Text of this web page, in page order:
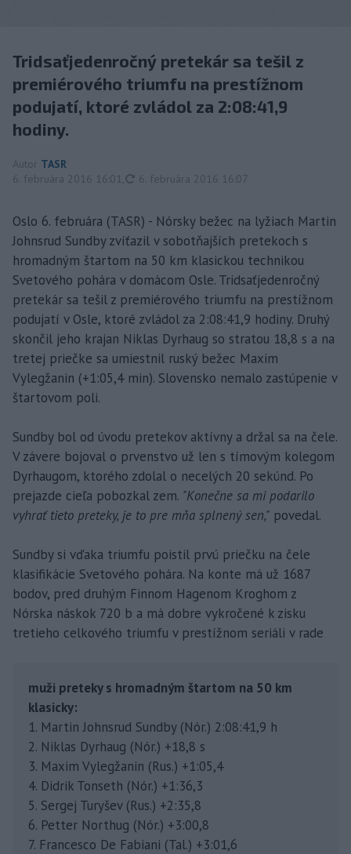
Tridsaťjedenročný pretekár sa tešil z
premiérového triumfu na prestížnom
podujatí, ktoré zvládol za 2:08:41,9
hodiny.
Autor TASR
6. februára 2016 16:01
aktualizované
6. februára 2016 16:07
Oslo 6. februára (TASR) - Nórsky bežec na lyžiach Martin
Johnsrud Sundby zvíťazil v sobotňajších pretekoch s
hromadným štartom na 50 km klasickou technikou
Svetového pohára v domácom Osle. Tridsaťjedenročný
pretekár sa tešil z premiérového triumfu na prestížnom
podujatí v Osle, ktoré zvládol za 2:08:41,9 hodiny. Druhý
skončil jeho krajan Niklas Dyrhaug so stratou 18,8 s a na
tretej priečke sa umiestnil ruský bežec Maxim
Vylegžanin (+1:05,4 min). Slovensko nemalo zastúpenie v
štartovom poli.
Sundby bol od úvodu pretekov aktívny a držal sa na čele.
V závere bojoval o prvenstvo už len s tímovým kolegom
Dyrhaugom, ktorého zdolal o necelých 20 sekúnd. Po
prejazde cieľa pobozkal zem. "Konečne sa mi podarilo
vyhrať tieto preteky, je to pre mňa splnený sen," povedal.
Sundby si vďaka triumfu poistil prvú priečku na čele
klasifikácie Svetového pohára. Na konte má už 1687
bodov, pred druhým Finnom Hagenom Kroghom z
Nórska náskok 720 b a má dobre vykročené k zisku
tretieho celkového triumfu v prestížnom seriáli v rade
muži preteky s hromadným štartom na 50 km
klasicky:
1. Martin Johnsrud Sundby (Nór.) 2:08:41,9 h
2. Niklas Dyrhaug (Nór.) +18,8 s
3. Maxim Vylegžanin (Rus.) +1:05,4
4. Didrik Tonseth (Nór.) +1:36,3
5. Sergej Turyšev (Rus.) +2:35,8
6. Petter Northug (Nór.) +3:00,8
7. Francesco De Fabiani (Tal.) +3:01,6